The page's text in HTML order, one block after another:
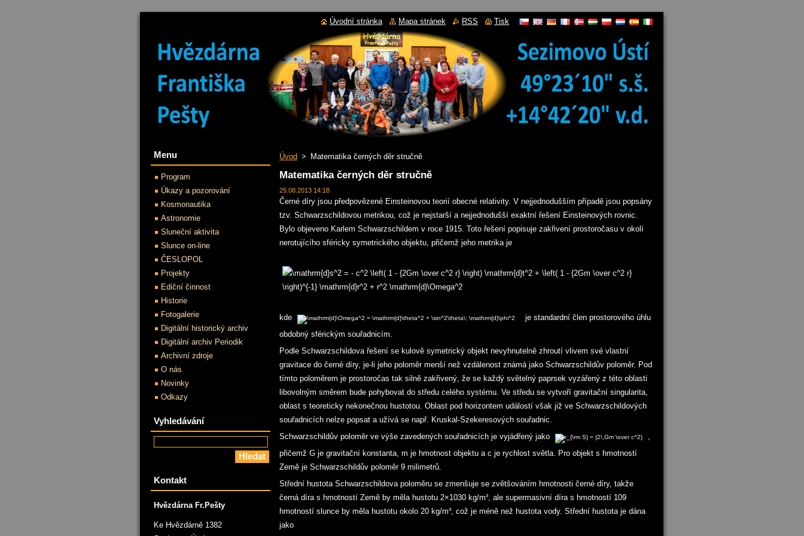
Úvod > Matematika černých děr stručně
Matematika černých děr stručně
25.08.2013 14:18
Černé díry jsou předpovězené Einsteinovou teorií obecné relativity. V nejjednodušším případě jsou popsány
tzv. Schwarzschildovou metrikou, což je nejstarší a nejjednodušší exaktní řešení Einsteinových rovnic.
Bylo objeveno Karlem Schwarzschildem v roce 1915. Toto řešení popisuje zakřivení prostoročasu v okolí
nerotujícího sféricky symetrického objektu, přičemž jeho metrika je
kde
je standardní člen prostorového úhlu
obdobný sférickým souřadnicím.
Podle Schwarzschildova řešení se kulově symetrický objekt nevyhnutelně zhroutí vlivem své vlastní
gravitace do černé díry, je-li jeho poloměr menší než vzdálenost známá jako Schwarzschildův poloměr. Pod
tímto poloměrem je prostoročas tak silně zakřivený, že se každý světelný paprsek vyzářený z této oblasti
libovolným směrem bude pohybovat do středu celého systému. Ve středu se vytvoří gravitační singularita,
oblast s teoreticky nekonečnou hustotou. Oblast pod horizontem událostí však již ve Schwarzschildových
souřadnicích nelze popsat a užívá se např. Kruskal-Szekeresových souřadnic.
Schwarzschildův poloměr ve výše zavedených souřadnicích je vyjádřený jako
,
přičemž G je gravitační konstanta, m je hmotnost objektu a c je rychlost světla. Pro objekt s hmotností
Země je Schwarzschildův poloměr 9 milimetrů.
Střední hustota Schwarzschildova poloměru se zmenšuje se zvětšováním hmotnosti černé díry, takže
černá díra s hmotností Země by měla hustotu 2×1030 kg/m³, ale supermasivní díra s hmotností 109
hmotností slunce by měla hustotu okolo 20 kg/m³, což je méně než hustota vody. Střední hustota je dána
jako
Menu
Program
Úkazy a pozorování
Kosmonautika
Astronomie
Sluneční aktivita
Slunce on-line
ČESLOPOL
Projekty
Ediční činnost
Historie
Fotogalerie
Digitální historický archiv
Digitální archiv Periodik
Archivní zdroje
O nás
Novinky
Odkazy
Vyhledávání
Kontakt
Hvězdárna Fr.Pešty
Ke Hvězdárně 1382
Úvodní stránka Mapa stránek RSS Tisk